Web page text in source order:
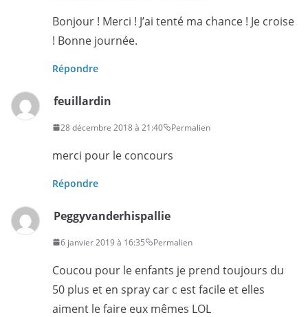
Bonjour ! Merci ! J’ai tenté ma chance ! Je croise
! Bonne journée.
Répondre
feuillardin
28 décembre 2018 à 21:40 Permalien
merci pour le concours
Répondre
Peggyvanderhispallie
6 janvier 2019 à 16:35 Permalien
Coucou pour le enfants je prend toujours du
50 plus et en spray car c est facile et elles
aiment le faire eux mêmes LOL